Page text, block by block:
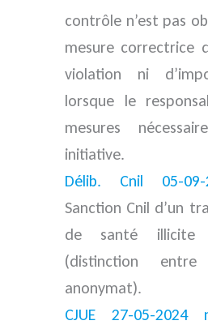
contrôle n’est pas
mesure correctrice
violation ni
lorsque le
mesures
initiative.
Délib. Cnil 05-
Sanction Cnil d’un
de santé
(distinction
anonymat).
CJUE 27-05-2024